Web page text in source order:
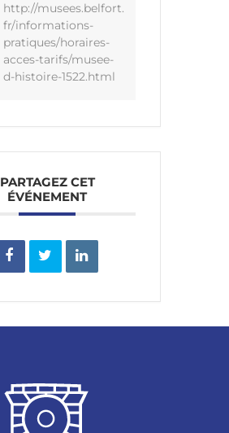
http://musees.belfort.
fr/informations-
pratiques/horaires-
acces-tarifs/musee-
d-histoire-1522.html
PARTAGEZ CET
ÉVÉNEMENT